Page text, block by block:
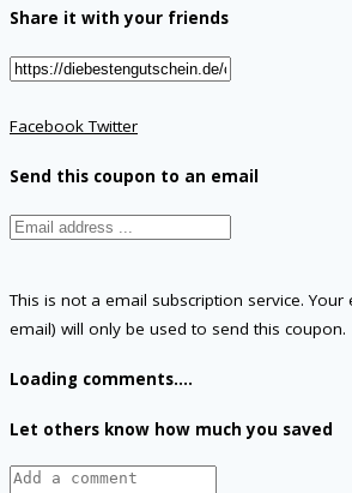
Share it with your friends
FacebookTwitter
Send this coupon to an email
This is not a email subscription service.
email) will only be used to send this coupon.
Loading comments....
Let others know how much you saved